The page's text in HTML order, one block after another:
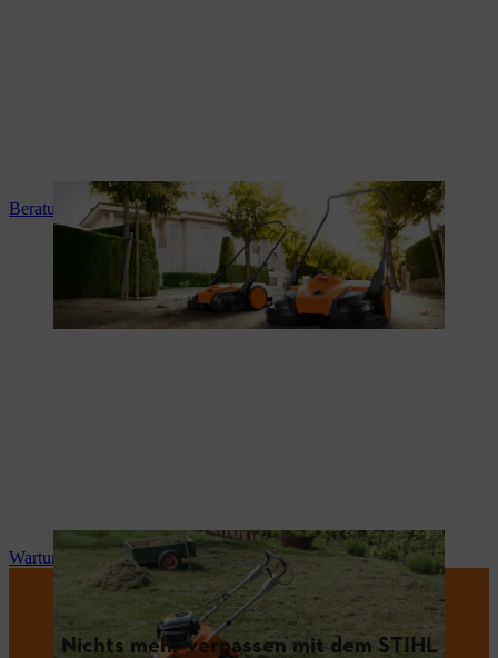
Beratung und Produkteinweisung
Wartung und Reparatur
Nichts mehr verpassen mit dem STIHL